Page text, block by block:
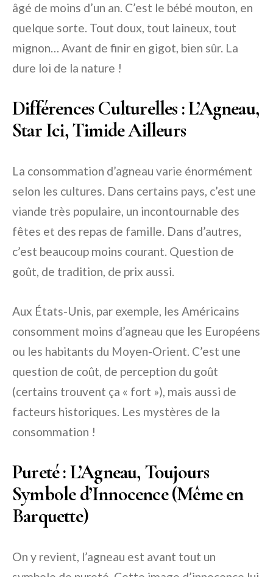
âgé de moins d’un an. C’est le bébé mouton, en
quelque sorte. Tout doux, tout laineux, tout
mignon… Avant de finir en gigot, bien sûr. La
dure loi de la nature !
Différences Culturelles : L’Agneau,
Star Ici, Timide Ailleurs
La consommation d’agneau varie énormément
selon les cultures. Dans certains pays, c’est une
viande très populaire, un incontournable des
fêtes et des repas de famille. Dans d’autres,
c’est beaucoup moins courant. Question de
goût, de tradition, de prix aussi.
Aux États-Unis, par exemple, les Américains
consomment moins d’agneau que les Européens
ou les habitants du Moyen-Orient. C’est une
question de coût, de perception du goût
(certains trouvent ça « fort »), mais aussi de
facteurs historiques. Les mystères de la
consommation !
Pureté : L’Agneau, Toujours
Symbole d’Innocence (Même en
Barquette)
On y revient, l’agneau est avant tout un